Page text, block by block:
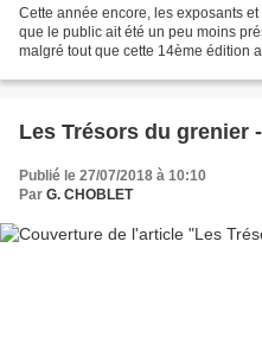
Cette année encore, les exposants
que le public ait été un peu moins
malgré tout que cette 14ème édition
Les Trésors du grenier
Publié le 27/07/2018 à 10:10
Par G. CHOBLET